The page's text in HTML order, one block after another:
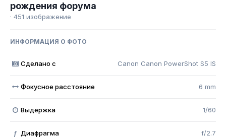
рождения форума
· 451 изображение
ИНФОРМАЦИЯ О ФОТО
Сделано с Canon Canon PowerShot S5 IS
Фокусное расстояние 6 mm
Выдержка 1/60
f Диафрагма f/2.7